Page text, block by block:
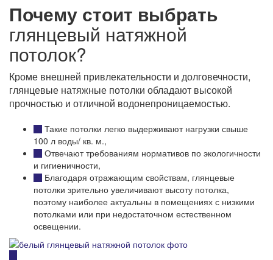
Почему стоит выбрать
глянцевый натяжной
потолок?
Кроме внешней привлекательности и долговечности,
глянцевые натяжные потолки обладают высокой
прочностью и отличной водонепроницаемостью.
Такие потолки легко выдерживают нагрузки свыше
100 л воды/ кв. м.,
Отвечают требованиям нормативов по экологичности
и гигиеничности,
Благодаря отражающим свойствам, глянцевые
потолки зрительно увеличивают высоту потолка,
поэтому наиболее актуальны в помещениях с низкими
потолками или при недостаточном естественном
освещении.